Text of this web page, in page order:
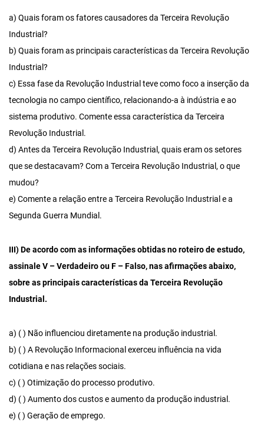
a) Quais foram os fatores causadores da Terceira Revolução
Industrial?
b) Quais foram as principais características da Terceira Revolução
Industrial?
c) Essa fase da Revolução Industrial teve como foco a inserção da
tecnologia no campo científico, relacionando-a à indústria e ao
sistema produtivo. Comente essa característica da Terceira
Revolução Industrial.
d) Antes da Terceira Revolução Industrial, quais eram os setores
que se destacavam? Com a Terceira Revolução Industrial, o que
mudou?
e) Comente a relação entre a Terceira Revolução Industrial e a
Segunda Guerra Mundial.
III) De acordo com as informações obtidas no roteiro de estudo,
assinale V – Verdadeiro ou F – Falso, nas afirmações abaixo,
sobre as principais características da Terceira Revolução
Industrial.
a) ( ) Não influenciou diretamente na produção industrial.
b) ( ) A Revolução Informacional exerceu influência na vida
cotidiana e nas relações sociais.
c) ( ) Otimização do processo produtivo.
d) ( ) Aumento dos custos e aumento da produção industrial.
e) ( ) Geração de emprego.